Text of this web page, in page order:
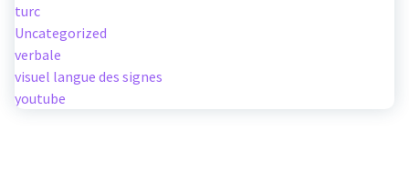
turc
Uncategorized
verbale
visuel langue des signes
youtube